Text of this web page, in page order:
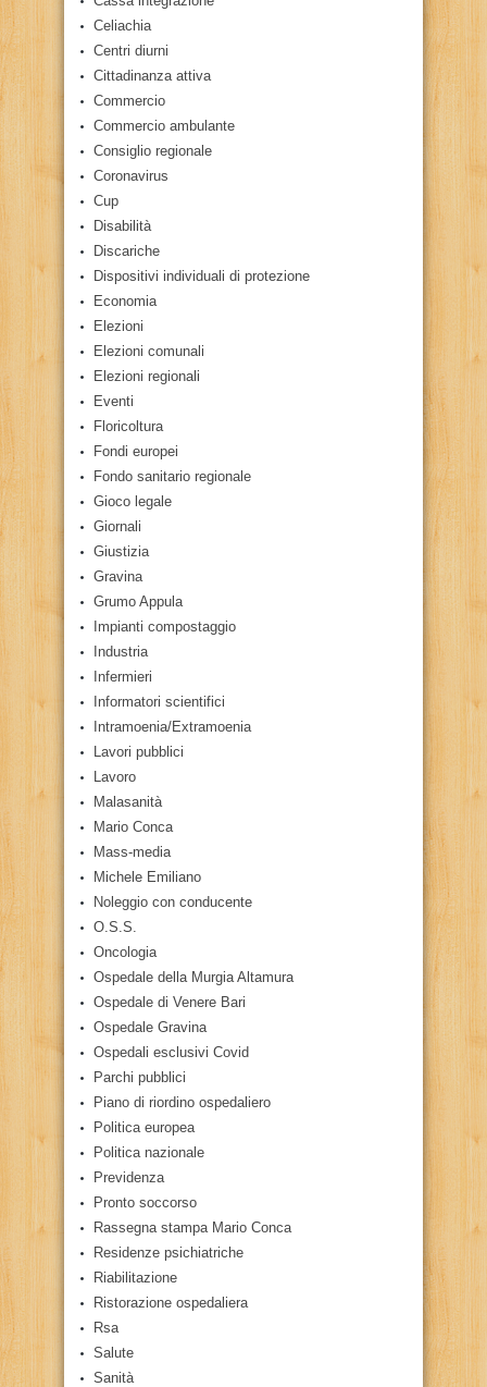
Celiachia
Centri diurni
Cittadinanza attiva
Commercio
Commercio ambulante
Consiglio regionale
Coronavirus
Cup
Disabilità
Discariche
Dispositivi individuali di protezione
Economia
Elezioni
Elezioni comunali
Elezioni regionali
Eventi
Floricoltura
Fondi europei
Fondo sanitario regionale
Gioco legale
Giornali
Giustizia
Gravina
Grumo Appula
Impianti compostaggio
Industria
Infermieri
Informatori scientifici
Intramoenia/Extramoenia
Lavori pubblici
Lavoro
Malasanità
Mario Conca
Mass-media
Michele Emiliano
Noleggio con conducente
O.S.S.
Oncologia
Ospedale della Murgia Altamura
Ospedale di Venere Bari
Ospedale Gravina
Ospedali esclusivi Covid
Parchi pubblici
Piano di riordino ospedaliero
Politica europea
Politica nazionale
Previdenza
Pronto soccorso
Rassegna stampa Mario Conca
Residenze psichiatriche
Riabilitazione
Ristorazione ospedaliera
Rsa
Salute
Sanità